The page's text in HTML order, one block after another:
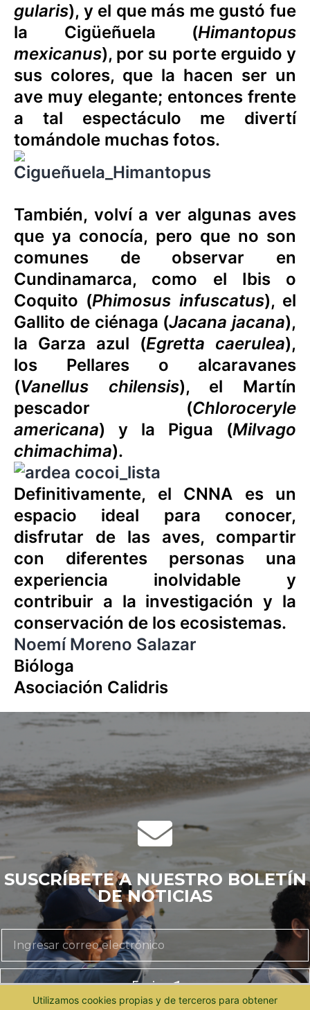
gularis), y el que más me gustó fue
la Cigüeñuela (Himantopus
mexicanus), por su porte erguido y
sus colores, que la hacen ser un
ave muy elegante; entonces frente
a tal espectáculo me divertí
tomándole muchas fotos.
También, volví a ver algunas aves
que ya conocía, pero que no son
comunes de observar en
Cundinamarca, como el Ibis o
Coquito (Phimosus infuscatus), el
Gallito de ciénaga (Jacana jacana),
la Garza azul (Egretta caerulea),
los Pellares o alcaravanes
(Vanellus chilensis), el Martín
pescador (Chloroceryle
americana) y la Pigua (Milvago
chimachima).
Definitivamente, el CNNA es un
espacio ideal para conocer,
disfrutar de las aves, compartir
con diferentes personas una
experiencia inolvidable y
contribuir a la investigación y la
conservación de los ecosistemas.
Noemí Moreno Salazar
Bióloga
Asociación Calidris
SUSCRÍBETE A NUESTRO BOLETÍN
DE NOTICIAS
Enviar
Utilizamos cookies propias y de terceros para obtener